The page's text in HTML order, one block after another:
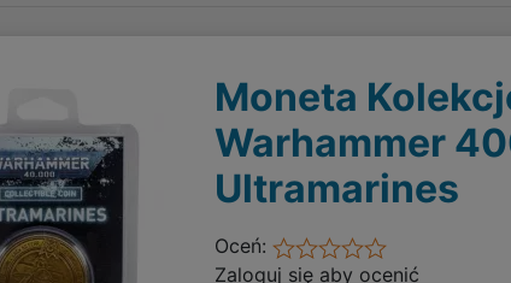
Moneta
Warhammer
Ultramarines
Oceń:
Zaloguj się aby ocenić